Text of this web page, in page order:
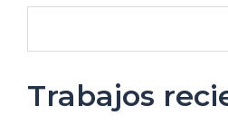
Trabajos